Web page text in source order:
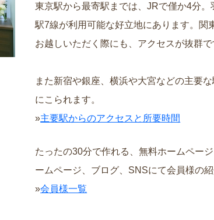
東京駅から最寄駅までは、JRで僅か4分
駅7線が利用可能な好立地にあります。関
お越しいただく際にも、アクセスが抜群で
また新宿や銀座、横浜や大宮などの主要
にこられます。
»主要駅からのアクセスと所要時間
たったの30分で作れる、無料ホームペー
ームページ、ブログ、SNSにて会員様の紹
»会員様一覧